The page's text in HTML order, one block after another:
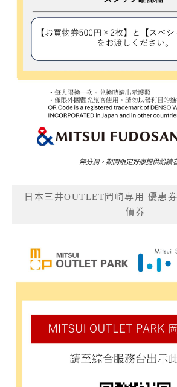
無分潤，期間限定好康提供給讀
日本三井OUTLET岡崎專用 優惠
價券